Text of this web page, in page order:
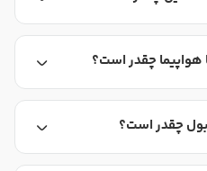
هواپیما چقدر است؟
چقدر است؟